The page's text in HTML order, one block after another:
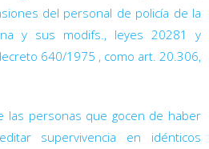
del personal de policía de la
y sus modifs., leyes 20281 y
640/1975 , como art. 20.306,
las personas que gocen de haber
supervivencia en idénticos